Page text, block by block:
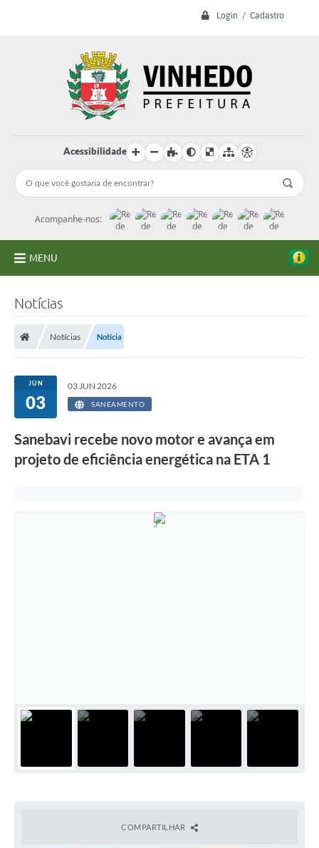
Login / Cadastro
Acessibilidade
Acompanhe-nos:
MENU
Licitações
Transparência
Concursos e Processos Seletivos
Inclusão e Acessibilidade
Sistema de Protocolo
Notícias
Notícias Notícia
JUN
03
03 JUN 2026
SANEAMENTO
Sanebavi recebe novo motor e avança em
projeto de eficiência energética na ETA 1
COMPARTILHAR